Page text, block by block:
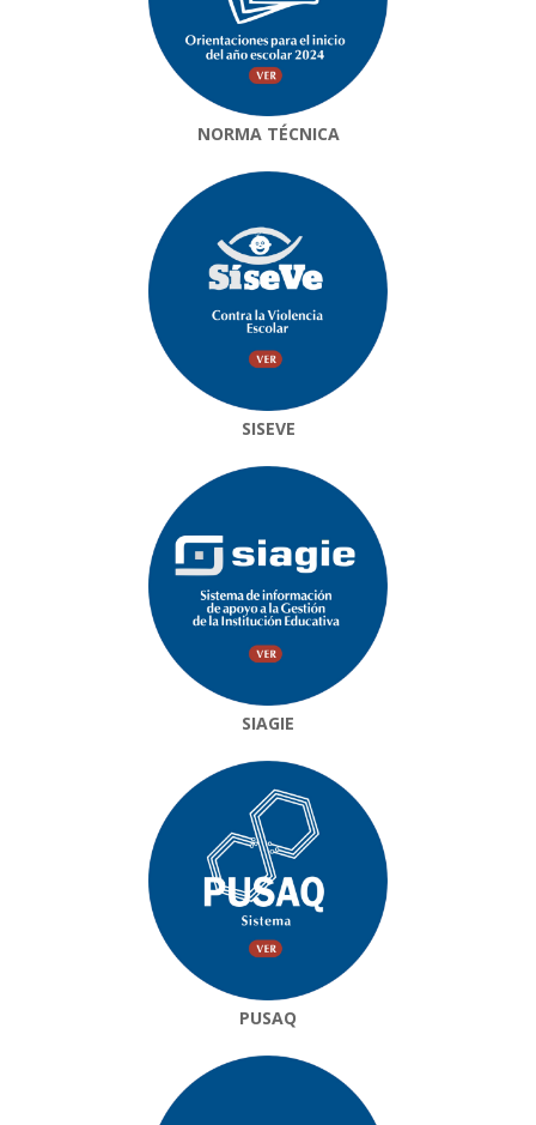
NORMA TÉCNICA
SISEVE
SIAGIE
PUSAQ